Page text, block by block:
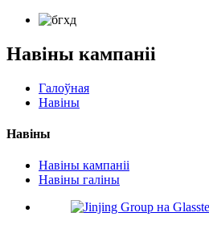
Навіны кампаніі
Галоўная
Навіны
Навіны
Навіны кампаніі
Навіны галіны